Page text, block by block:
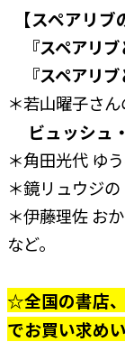
【スペアリブ
『スペアリ
『スペアリブ
＊若山曜子さ
ビュッシュ
＊角田光代 ゆ
＊鏡リュウジ
＊伊藤理佐 お
など。
☆全国の書店
でお買い求め